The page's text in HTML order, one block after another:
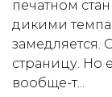
печатном
дикими
замедляется.
страницу. Но
вообще-т...